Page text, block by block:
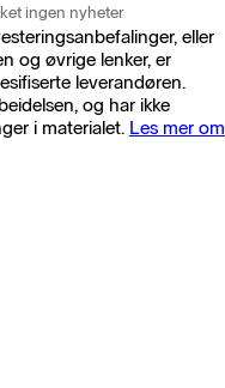
ingen nyheter
eller
og øvrige lenker, er
leverandøren.
og har ikke
i materialet. Les mer om